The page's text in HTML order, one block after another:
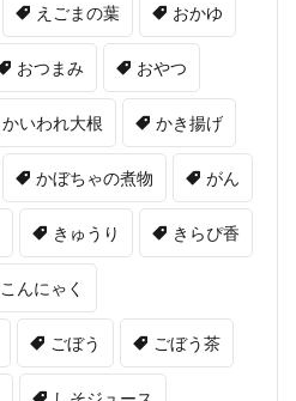
えごまの葉 おかゆ
おつまみ おやつ
かいわれ大根 かき揚げ
かぼちゃの煮物 がん
きゅうり きらぴ香
こんにゃく
ごぼう ごぼう茶